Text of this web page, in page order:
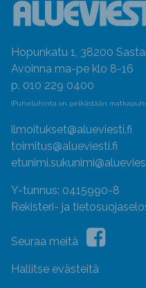
Hopunkatu 1, 38200
Avoinna ma-pe klo 8-16
p. 010 229 0400
(Puheluhinta on pelkästään
ilmoitukset@alueviesti.fi
toimitus@alueviesti.fi
Y-tunnus: 0415990-8
Rekisteri- ja
Seuraa meitä
Hallitse evästeitä